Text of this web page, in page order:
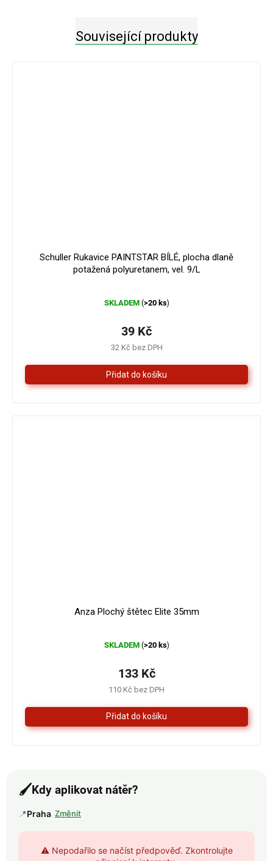
Související produkty
Schuller Rukavice PAINTSTAR BÍLÉ, plocha dlaně
potažená polyuretanem, vel. 9/L
hodnocení
je
z
5
hvězdiček.
SKLADEM (>20 ks)
32 Kč bez DPH
39 Kč
Anza Plochý štětec Elite 35mm
hodnocení
je
5,0
z
5
hvězdiček.
SKLADEM (>20 ks)
110 Kč bez DPH
133 Kč
🖌️Kdy aplikovat nátěr?
📍Praha Změnit
⚠️ Nepodařilo se načíst předpověď. Zkontrolujte